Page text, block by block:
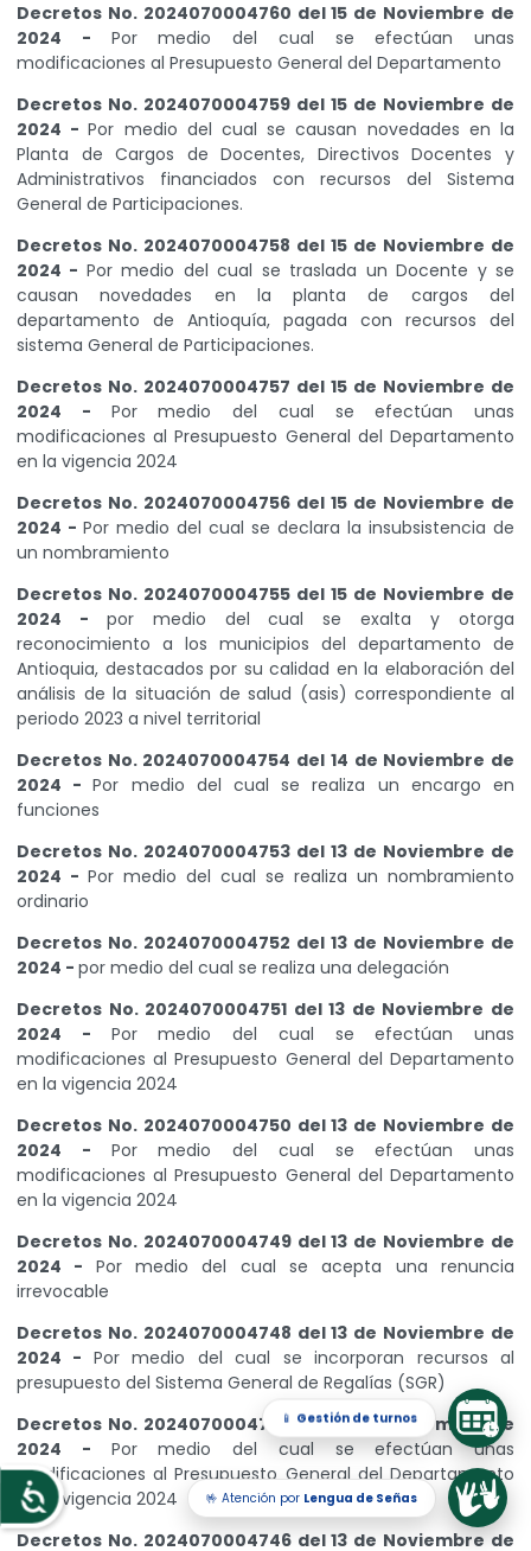
Accesibilidad
Decretos No. 2024070004760 del 15 de Noviembre de
2024 - Por medio del cual se efectúan unas
modificaciones al Presupuesto General del Departamento
Decretos No. 2024070004759 del 15 de Noviembre de
2024 -Por medio del cual se causan novedades en la
Planta de Cargos de Docentes, Directivos Docentes y
Administrativos financiados con recursos del Sistema
General de Participaciones.
Decretos No. 2024070004758 del 15 de Noviembre de
2024 - Por medio del cual se traslada un Docente y se
causan novedades en la planta de cargos del
departamento de Antioquía, pagada con recursos del
sistema General de Participaciones.
Decretos No. 2024070004757 del 15 de Noviembre de
2024 - Por medio del cual se efectúan unas
modificaciones al Presupuesto General del Departamento
en la vigencia 2024
Decretos No. 2024070004756 del 15 de Noviembre de
2024 - Por medio del cual se declara la insubsistencia de
un nombramiento
Decretos No. 2024070004755 del 15 de Noviembre de
2024 - por medio del cual se exalta y otorga
reconocimiento a los municipios del departamento de
Antioquia, destacados por su calidad en la elaboración del
análisis de la situación de salud (asis) correspondiente al
periodo 2023 a nivel territorial
Decretos No. 2024070004754 del 14 de Noviembre de
2024 -Por medio del cual se realiza un encargo en
funciones
Decretos No. 2024070004753 del 13 de Noviembre de
2024 - Por medio del cual se realiza un nombramiento
ordinario
Decretos No. 2024070004752 del 13 de Noviembre de
2024 - por medio del cual se realiza una delegación
Decretos No. 2024070004751 del 13 de Noviembre de
2024 - Por medio del cual se efectúan unas
modificaciones al Presupuesto General del Departamento
en la vigencia 2024
Decretos No. 2024070004750 del 13 de Noviembre de
2024 - Por medio del cual se efectúan unas
modificaciones al Presupuesto General del Departamento
en la vigencia 2024
Decretos No. 2024070004749 del 13 de Noviembre de
2024 - Por medio del cual se acepta una renuncia
irrevocable
Decretos No. 2024070004748 del 13 de Noviembre de
2024 - Por medio del cual se incorporan recursos al
presupuesto del Sistema General de Regalías (SGR)
Decretos No. 2024070004747 del 13 de Noviembre de
2024 - Por medio del cual se efectúan unas
modificaciones al Presupuesto General del Departamento
en la vigencia 2024
Decretos No. 2024070004746 del 13 de Noviembre de
📱 Gestión de turnos
🤟 Atención por Lengua de Señas